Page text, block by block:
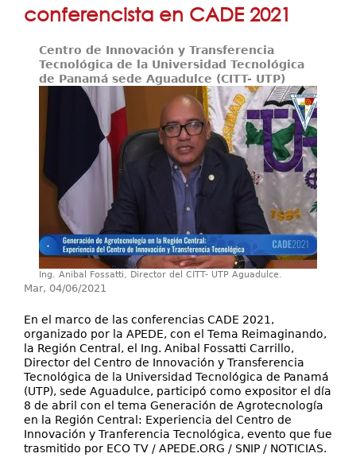
Investigación y Transferencia
Proyectos de I+D
Publicaciones
Contáctenos
conferencista en CADE 2021
Centro de Innovación y Transferencia
Tecnológica de la Universidad Tecnológica
de Panamá sede Aguadulce (CITT- UTP)
Ing. Anibal Fossatti, Director del CITT- UTP Aguadulce.
Mar, 04/06/2021
En el marco de las conferencias CADE 2021,
organizado por la APEDE, con el Tema Reimaginando,
la Región Central, el Ing. Anibal Fossatti Carrillo,
Director del Centro de Innovación y Transferencia
Tecnológica de la Universidad Tecnológica de Panamá
(UTP), sede Aguadulce, participó como expositor el día
8 de abril con el tema Generación de Agrotecnología
en la Región Central: Experiencia del Centro de
Innovación y Tranferencia Tecnológica, evento que fue
trasmitido por ECO TV / APEDE.ORG / SNIP / NOTICIAS.